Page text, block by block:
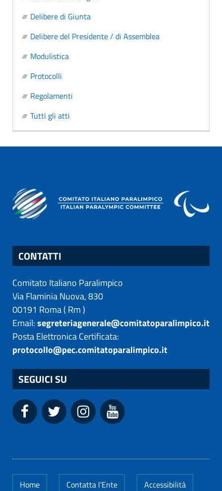
Delibere di Giunta
Delibere del Presidente / di Assemblea
Modulistica
Protocolli
Regolamenti
Tutti gli atti
CONTATTI
Comitato Italiano Paralimpico
Via Flaminia Nuova, 830
00191 Roma( Rm)
Email:segreteriagenerale@comitatoparalimpico.it
Posta Elettronica Certificata:
protocollo@pec.comitatoparalimpico.it
SEGUICI SU
Home Contatta l'Ente Accessibilità